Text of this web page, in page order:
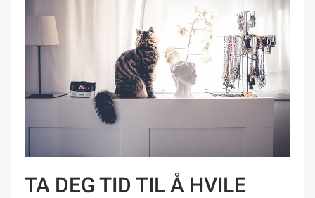
TA DEG TID TIL Å HVILE